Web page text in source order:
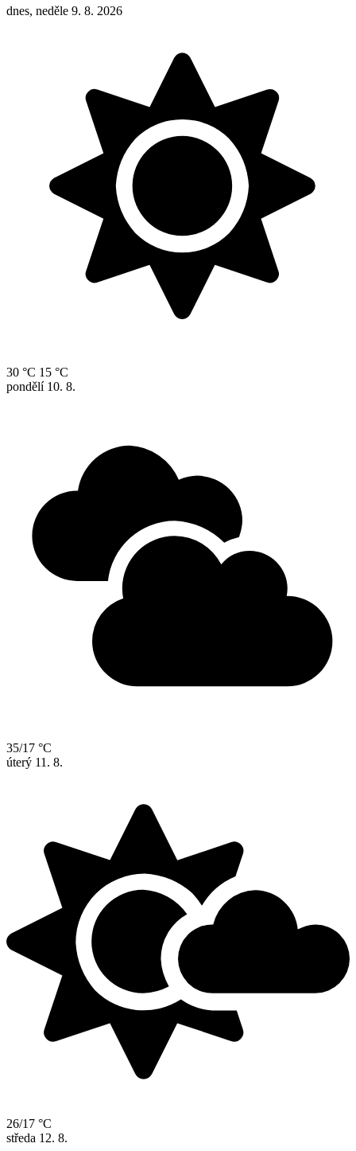
dnes, neděle 9. 8. 2026
30 °C 15 °C
pondělí 10. 8.
35/17 °C
úterý 11. 8.
26/17 °C
středa 12. 8.